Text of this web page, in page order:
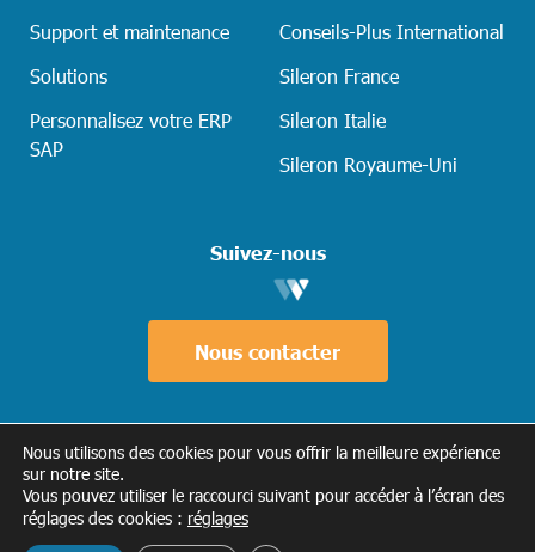
Support et maintenance
Solutions
Personnalisez votre ERP
SAP
Conseils-Plus International
Sileron France
Sileron Italie
Sileron Royaume-Uni
Suivez-nous
Nous contacter
Mentions légales•Politique de
Nous utilisons des cookies pour vous offrir la meilleure expérience
sur notre site.
Vous pouvez utiliser le raccourci suivant pour accéder à l’écran des
réglages des cookies : réglages